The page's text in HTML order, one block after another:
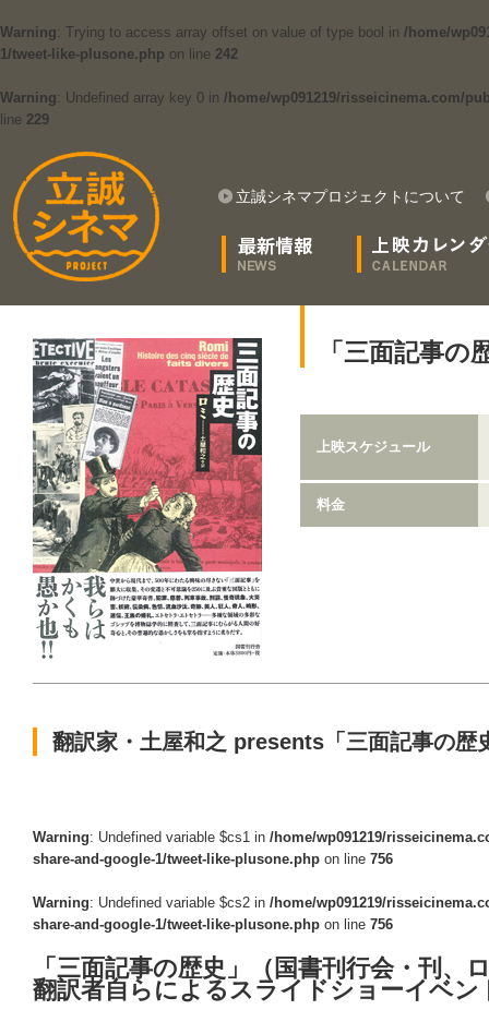
Warning: Trying to access array offset on value of type bool in /home/
1/tweet-like-plusone.php on line 242
Warning: Undefined array key 0 in /home/wp091219/risseicinema.com/
line 229
立誠シネマプロジェクトについて
「三面記事
上映スケジュール
料金
翻訳家・土屋和之 presents「三面記事の歴
Warning: Undefined variable $cs1 in /home/wp091219/
share-and-google-1/tweet-like-plusone.php on line 756
Warning: Undefined variable $cs2 in /home/wp091219/
share-and-google-1/tweet-like-plusone.php on line 756
「三面記事の歴史」（国書刊行会・刊、
翻訳者自らによるスライドショーイベン